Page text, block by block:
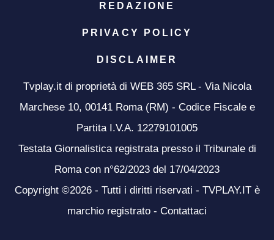
REDAZIONE
PRIVACY POLICY
DISCLAIMER
Tvplay.it di proprietà di WEB 365 SRL - Via Nicola
Marchese 10, 00141 Roma (RM) - Codice Fiscale e
Partita I.V.A. 12279101005
Testata Giornalistica registrata presso il Tribunale di
Roma con n°62/2023 del 17/04/2023
Copyright ©2026 - Tutti i diritti riservati - TVPLAY.IT è
marchio registrato - Contattaci